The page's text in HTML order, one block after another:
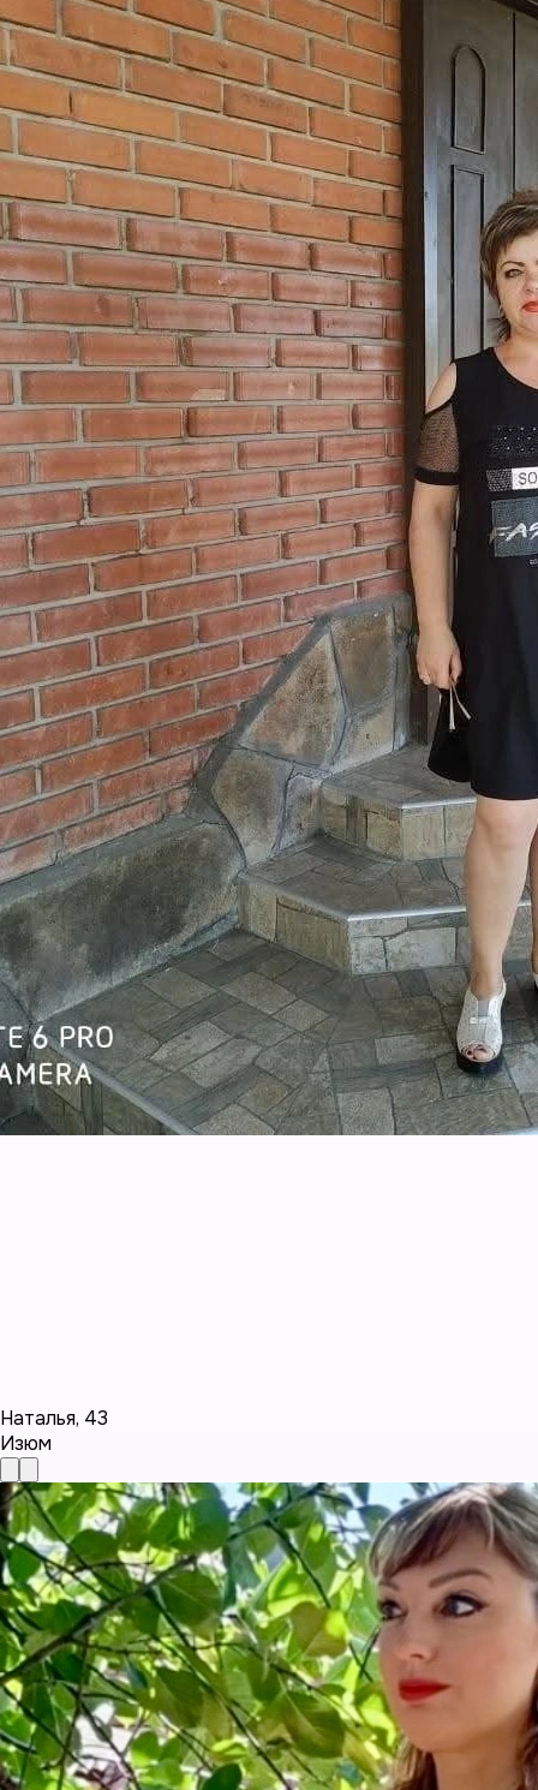
Наталья, 43
Изюм